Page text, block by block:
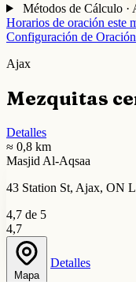
Métodos de Cálculo ·
Horarios de oración este
Configuración de Oración
Ajax
Mezquitas
Detalles
≈ 0,8 km
Masjid Al-Aqsaa
43 Station St, Ajax, ON
4,7 de 5
4,7
Mapa
Detalles